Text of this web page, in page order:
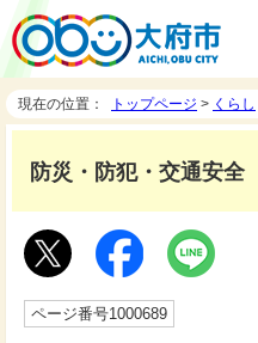
現在の位置： トップページ > くらし
防災・防犯・交通安全
ページ番号1000689